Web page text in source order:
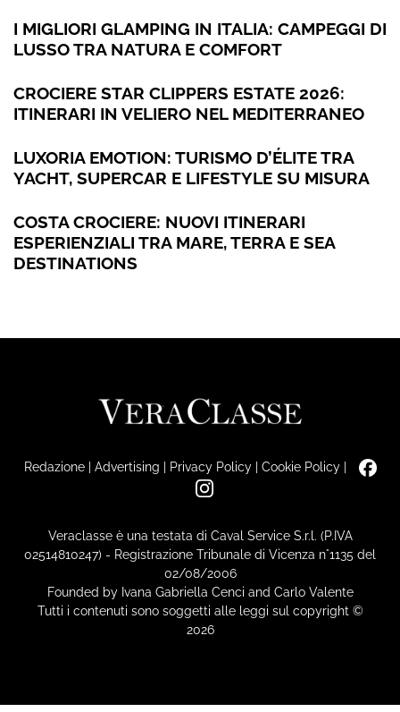
I MIGLIORI GLAMPING IN ITALIA: CAMPEGGI DI
LUSSO TRA NATURA E COMFORT
CROCIERE STAR CLIPPERS ESTATE 2026:
ITINERARI IN VELIERO NEL MEDITERRANEO
LUXORIA EMOTION: TURISMO D’ÉLITE TRA
YACHT, SUPERCAR E LIFESTYLE SU MISURA
COSTA CROCIERE: NUOVI ITINERARI
ESPERIENZIALI TRA MARE, TERRA E SEA
DESTINATIONS
Redazione| Advertising | Privacy Policy| Cookie Policy|
Veraclasse è una testata di Caval Service S.r.l. (P.IVA
02514810247) - Registrazione Tribunale di Vicenza n°1135 del
02/08/2006
Founded by Ivana Gabriella Cenci and Carlo Valente
Tutti i contenuti sono soggetti alle leggi sul copyright ©
2026